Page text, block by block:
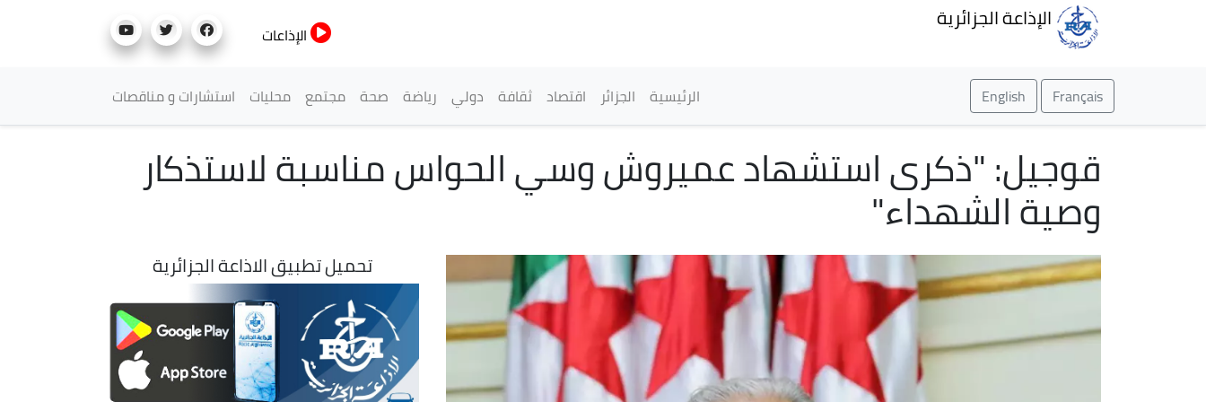
الإذاعة الجزائرية
الإذاعات
Français
English القائمة الرئيسية
الرئيسية الجزائر اقتصاد ثقافة دولي رياضة صحة مجتمع محليات استشارات و مناقصات
قوجيل: "ذكرى استشهاد عميروش وسي الحواس مناسبة لاستذكار
وصية الشهداء"
تحميل تطبيق الاذاعة الجزائرية